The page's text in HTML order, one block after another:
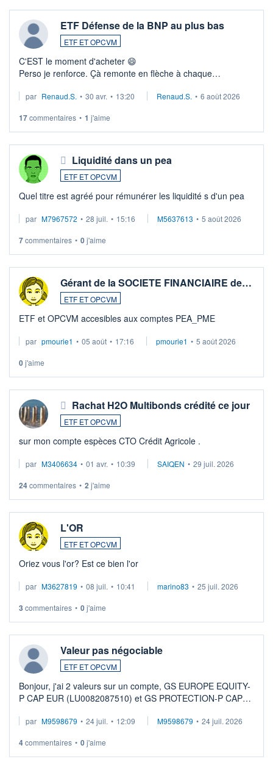
ETF Défense de la BNP au plus bas
ETF ET OPCVM
C'EST le moment d'acheter 😄​
Perso je renforce. Çà remonte en flèche à chaque
Investissement long terme tip top pour sa retraite.
par Renaud.S. • 30 avr. • 13:20 Renaud.S. • 6 août 2026
17commentaires • 1 j'aime
Liquidité dans un pea
ETF ET OPCVM
Quel titre est agréé pour rémunérer les liquidité s d'un pea
par M7967572 • 28 juil. • 15:16 M5637613 • 5 août 2026
7commentaires • 0j'aime
Gérant de la SOCIETE FINANCIAIRE de…
ETF ET OPCVM
ETF et OPCVM accesibles aux comptes PEA_PME
par pmourie1 • 05 août • 17:16 pmourie1 • 5 août 2026
0j'aime
Rachat H2O Multibonds crédité ce jour
ETF ET OPCVM
sur mon compte espèces CTO Crédit Agricole .
par M3406634 • 01 avr. • 10:39 SAIQEN • 29 juil. 2026
24commentaires • 2 j'aime
L'OR
ETF ET OPCVM
Oriez vous l'or? Est ce bien l'or
par M3627819 • 08 juil. • 10:41 marino83 • 25 juil. 2026
3 commentaires • 0j'aime
Valeur pas négociable
ETF ET OPCVM
Bonjour, j'ai 2 valeurs sur un compte, GS EUROPE EQUITY-
P CAP EUR (LU0082087510) et GS PROTECTION-P CAP
veux procéder à la vente, on me signale ...
par M9598679 • 24 juil. • 12:09 M9598679 • 24 juil. 2026
4commentaires • 0j'aime